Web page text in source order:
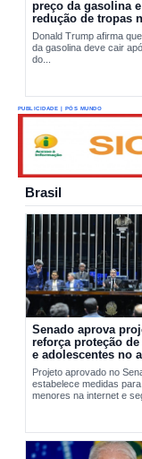
preço da gasolina
redução de tropas
Europa
Donald Trump afirma
da gasolina deve cair
do...
PUBLICIDADE | PÓS MUNDO
Brasil
Senado aprova
reforça proteção
e adolescentes no
digital
Projeto aprovado no
estabelece medidas
menores na internet e